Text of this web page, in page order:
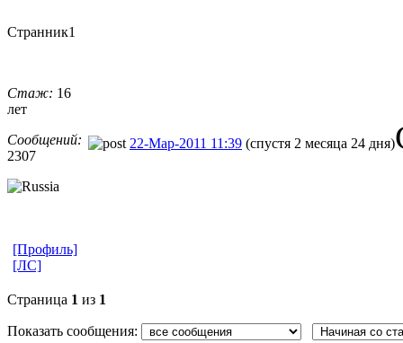
Странник1
Стаж: 16
лет
Сообщений:
2307
22-Мар-2011 11:39 (спустя 2 месяца 24 дня)
[Профиль]
[ЛС]
Страница 1 из 1
Показать сообщения: